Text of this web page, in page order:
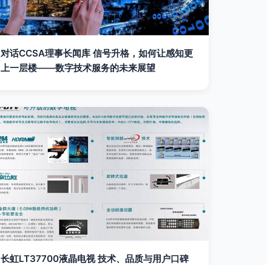
对话CCSA理事长闻库 信号升格，如何让感知更
上一层楼——数字技术服务的未来展望
长虹LT37700液晶电视 技术、品质与用户口碑